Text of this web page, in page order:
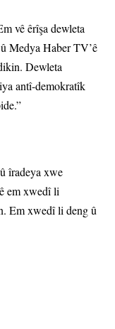
vê êrîşa dewleta
Medya Haber TV’ê
Dewleta
antî-demokratîk
îradeya xwe
em xwedî li
Em xwedî li deng û